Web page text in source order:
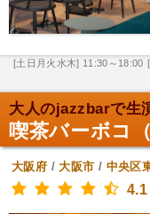
[土日月火水木] 11:30～18:00
大人のjazzbarで生
喫茶バーボコ
大阪府 /大阪市 / 中央区
4.1